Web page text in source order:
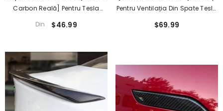
Carbon Reală] Pentru Tesla
(2017+)
Din $46.99
Pentru Ventilația Din Spate Tesla
Consola Centrală (2017-2023)
$69.99